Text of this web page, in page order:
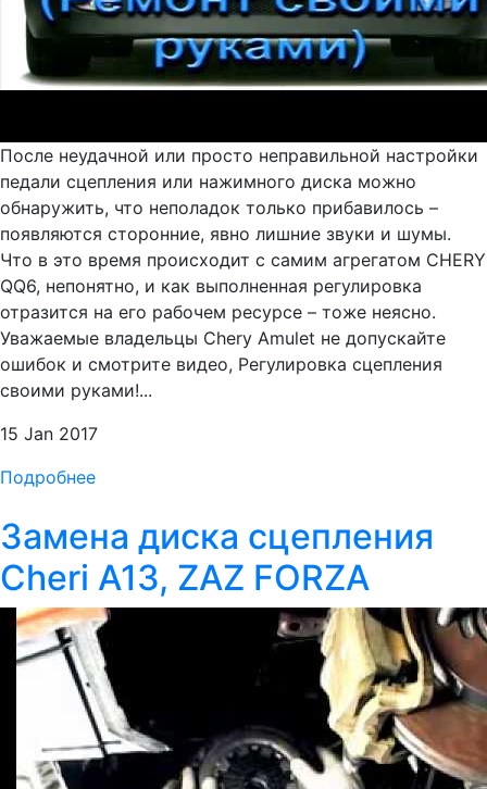
После неудачной или просто неправильной настройки
педали сцепления или нажимного диска можно
обнаружить, что неполадок только прибавилось –
появляются сторонние, явно лишние звуки и шумы.
Что в это время происходит с самим агрегатом CHERY
QQ6, непонятно, и как выполненная регулировка
отразится на его рабочем ресурсе – тоже неясно.
Уважаемые владельцы Chery Amulet не допускайте
ошибок и смотрите видео, Регулировка сцепления
своими руками!...
15 Jan 2017
Подробнее
Замена диска сцепления
Cheri A13, ZAZ FORZA